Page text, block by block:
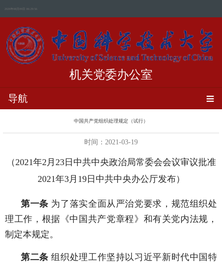
2026年08月09日 06:29:56
机关党委办公室
导航
中国共产党组织处理规定（试行）
时间：2021-03-19
（2021年2 月 23日中共中央政治局常委会会议审议批准
2021年3月 19日中共中央办公厅发布）
第一条 为了落实全面从严治党要求，规范组织处
理工作，根据《中国共产党章程》和有关党内法规，
制定本规定。
第二条 组织处理工作坚持以习近平新时代中国特